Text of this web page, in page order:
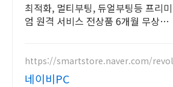
최적화, 멀티부팅, 듀얼부팅등 프리미
엄 원격 서비스 전상품 6개월 무상
https://smartstore.naver.com/revol
네이비PC